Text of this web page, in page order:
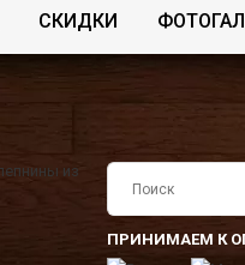
СКИДКИ
ПРИНИМАЕМ К